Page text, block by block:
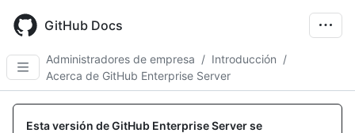
main
content
GitHub Docs
Administradores de empresa / Introducción /
Acerca de GitHub Enterprise Server
Esta versión de GitHub Enterprise Server se